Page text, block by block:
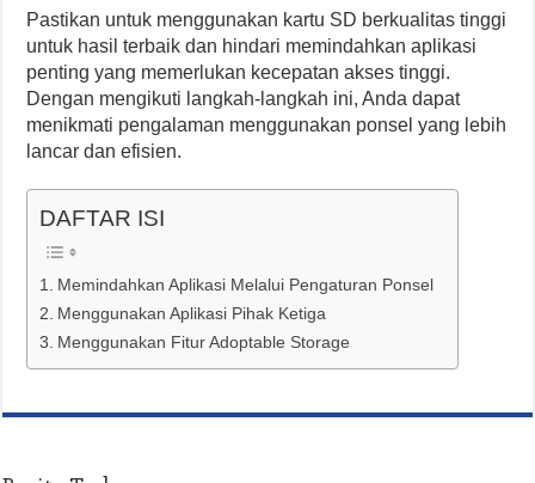
Pastikan untuk menggunakan kartu SD berkualitas tinggi
untuk hasil terbaik dan hindari memindahkan aplikasi
penting yang memerlukan kecepatan akses tinggi.
Dengan mengikuti langkah-langkah ini, Anda dapat
menikmati pengalaman menggunakan ponsel yang lebih
lancar dan efisien.
DAFTAR ISI
Memindahkan Aplikasi Melalui Pengaturan Ponsel
Menggunakan Aplikasi Pihak Ketiga
Menggunakan Fitur Adoptable Storage